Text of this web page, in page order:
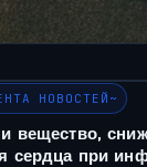
НОВОСТЕЙ~
вещество,
сердца при